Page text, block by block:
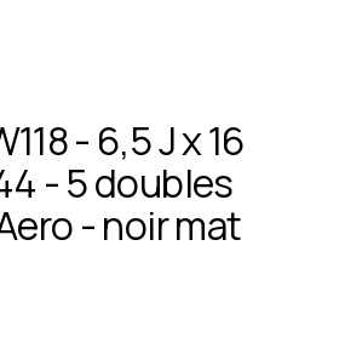
- 6,5 J x 16
- 5 doubles
- noir mat